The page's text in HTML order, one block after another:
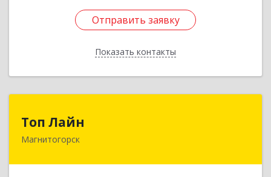
Отправить заявку
Показать контакты
Отправить заявку
Назад
Топ Лайн
Магнитогорск454000, Челябинская обл, Магнитогорск г,